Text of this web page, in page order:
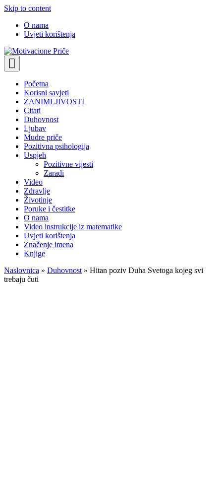
Skip to content
O nama
Uvjeti korištenja
Motivacione Priče
Mudre priče o životu i poučne priče o životu
Početna
Korisni savjeti
ZANIMLJIVOSTI
Citati
Duhovnost
Ljubav
Mudre priče
Pozitivna psihologija
Uspjeh
Pozitivne vijesti
Zaradi
Video
Zdravlje
Životinje
Poruke i čestitke
O nama
Video instrukcije iz matematike
Uvjeti korištenja
Značenje imena
Knjige
Naslovnica » Duhovnost » Hitan poziv Duha Svetoga kojeg svi
trebaju čuti